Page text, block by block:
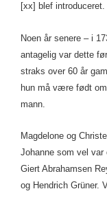
[xx] blef introduceret.
Noen år senere – i
antagelig var dette
straks over 60 år
hun må være født
mann.
Magdelone og
Johanne som vel var
Giert Abrahamsen
og Hendrich Grüner.